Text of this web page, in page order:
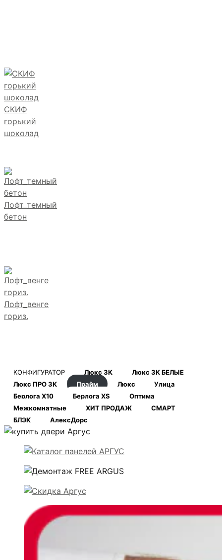
СКИФ
горький
шоколад
Лофт_темный
бетон
Лофт_венге
гориз.
КОНФИГУРАТОР Люкс 3К
Люкс 3К БЕЛЫЕ
Люкс ПРО 3К
Прайм Люкс
Улица
Берлога Х10
Берлога XS
Оптима
Межкомнатные
ХИТ ПРОДАЖ
СМАРТ
БЛЭК
АлексДорс